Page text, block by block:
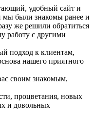
удобный сайт и
мы были знакомы ранее и
же решили обратиться
работу с другими
подход к клиентам,
нашего приятного
своим знакомым,
процветания, новых
и довольных